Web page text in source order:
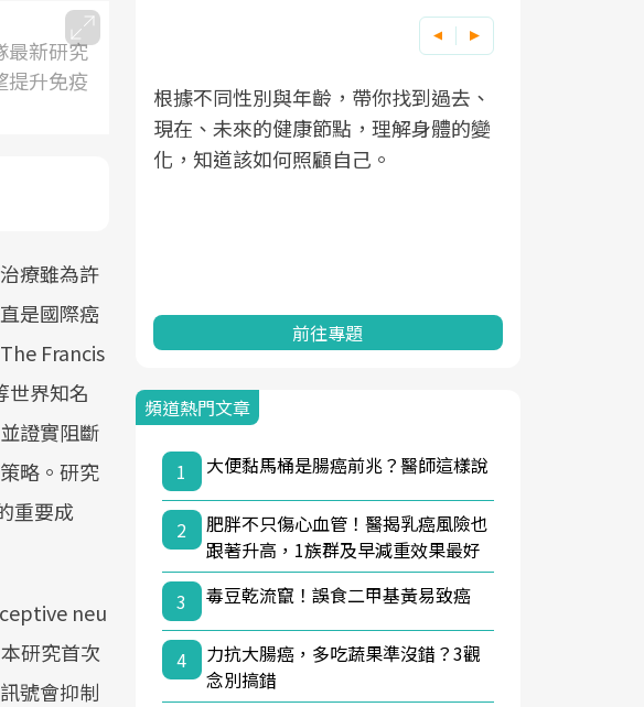
最新研究
提升免疫
療雖為許
是國際癌
Francis
世界知名
證實阻斷
略。研究
重要成
neu
研究首次
號會抑制
正在快速
隨著國家
起點。
「一站式
到運動，
變化」出
的對話，
根據不同性別與年齡，帶你找到過去、
現在、未來的健康節點，理解身體的變
化，知道該如何照顧自己。
前往專題
頻道熱門文章
1 大便黏馬桶是腸癌前兆？醫師這樣說
2
肥胖不只傷心血管！醫揭乳癌風險也
跟著升高，1族群及早減重效果最好
3
毒豆乾流竄！誤食二甲基黃易致癌
4
力抗大腸癌，多吃蔬果準沒錯？3觀
念別搞錯